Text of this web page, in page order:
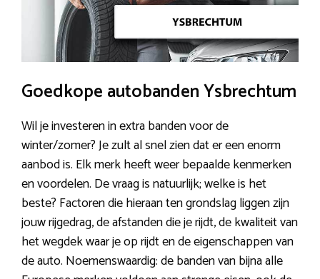
Goedkope autobanden Ysbrechtum
Wil je investeren in extra banden voor de
winter/zomer? Je zult al snel zien dat er een enorm
aanbod is. Elk merk heeft weer bepaalde kenmerken
en voordelen. De vraag is natuurlijk; welke is het
beste? Factoren die hieraan ten grondslag liggen zijn
jouw rijgedrag, de afstanden die je rijdt, de kwaliteit van
het wegdek waar je op rijdt en de eigenschappen van
de auto. Noemenswaardig: de banden van bijna alle